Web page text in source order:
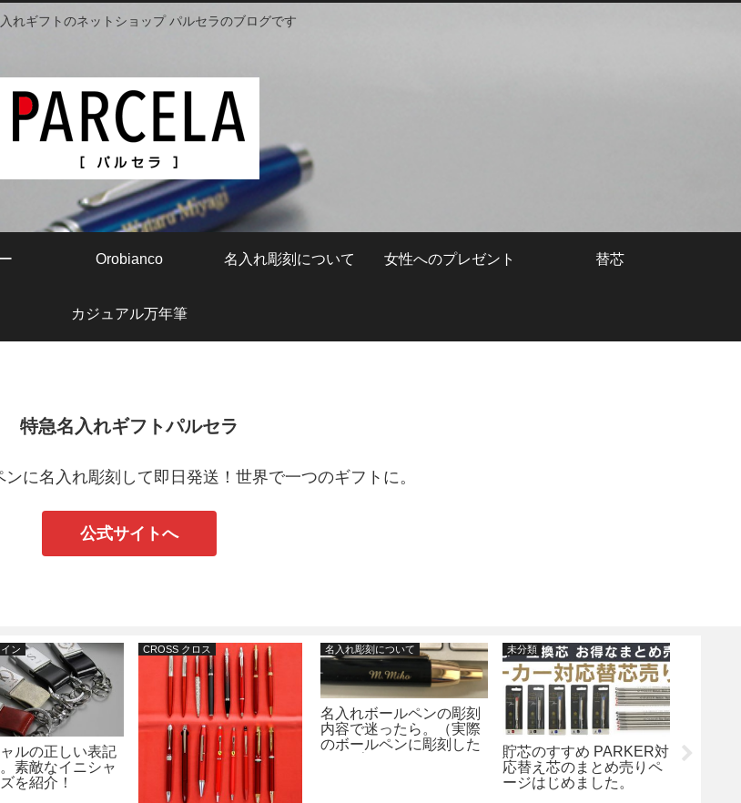
れギフトのネットショップ パルセラのブログです
Orobianco 名入れ彫刻について 女性へのプレゼント 替芯
カジュアル万年筆
特急名入れギフトパルセラ
に名入れ彫刻して即日発送！世界で一つのギフトに。
公式サイトへ
ン
ルの正しい表記
素敵なイニシャ
を紹介！
CROSS クロス 名入れ彫刻について
名入れボールペンの彫刻
内容で迷ったら。（実際
のボールペンに彫刻した
未分類
貯芯のすすめ PARKER対
応替え芯のまとめ売りペ
ージはじめました。